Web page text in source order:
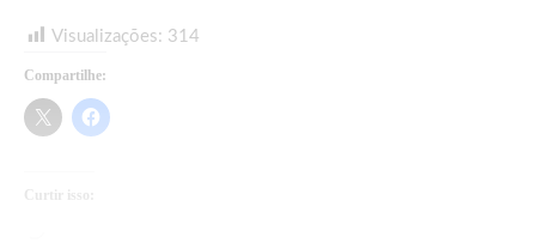
Visualizações: 314
Compartilhe:
Curtir isso: